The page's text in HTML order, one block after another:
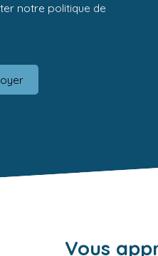
notre politique de
Vous